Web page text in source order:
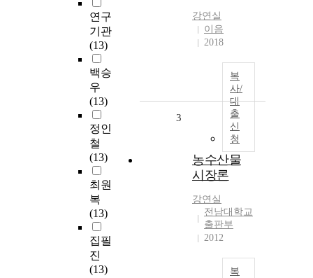
연구
기관
(13)
백승
우
(13)
정인
철
(13)
최원
복
(13)
집필
진
(13)
강연실
이음
2018
복
사/
대
출
신
청
3
농수산물
시장론
강연실
전남대학교
출판부
2012
복